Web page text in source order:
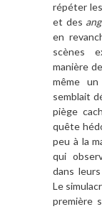
répéter
et des
en
scènes
manière
même
semblait
piège
quête
peu à la
qui
dans
Le
première